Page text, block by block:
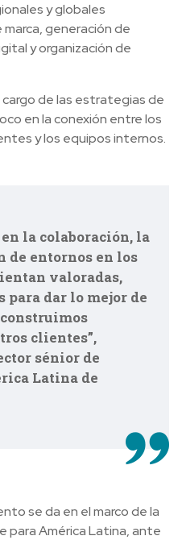
y globales
generación de
y organización de
de las estrategias de
en la conexión entre los
y los equipos internos.
la colaboración, la
de entornos en los
valoradas,
para dar lo mejor de
clientes”,
sénior de
Latina de
se da en el marco de la
para América Latina, ante